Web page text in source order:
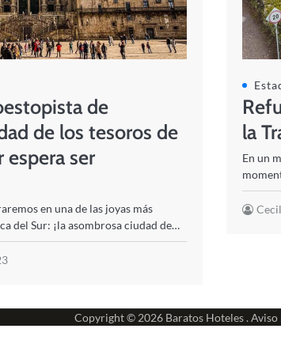
de
de los tesoros de
espera ser
en una de las joyas más
del Sur: ¡la asombrosa ciudad de…
la
En un
Copyright © 2026 Baratos Hoteles. Aviso